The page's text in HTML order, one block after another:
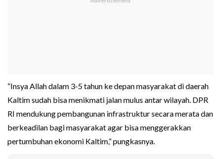
“Insya Allah dalam 3-5 tahun ke depan masyarakat di daerah
Kaltim sudah bisa menikmati jalan mulus antar wilayah. DPR
RI mendukung pembangunan infrastruktur secara merata dan
berkeadilan bagi masyarakat agar bisa menggerakkan
pertumbuhan ekonomi Kaltim,” pungkasnya.